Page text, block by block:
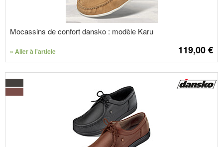
Mocassins de confort dansko : modèle Karu
» Aller à l'article 119,00€